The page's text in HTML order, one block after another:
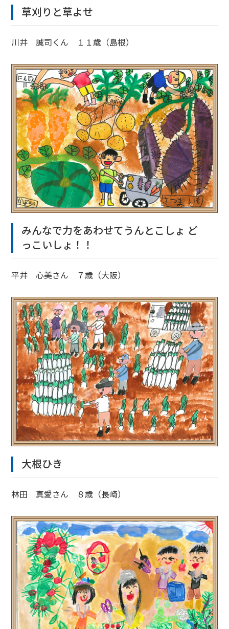
草刈りと草よせ
川井 誠司くん １１歳（島根）
みんなで力をあわせてうんとこしょ ど
っこいしょ！！
平井 心美さん ７歳（大阪）
大根ひき
林田 真愛さん ８歳（長崎）